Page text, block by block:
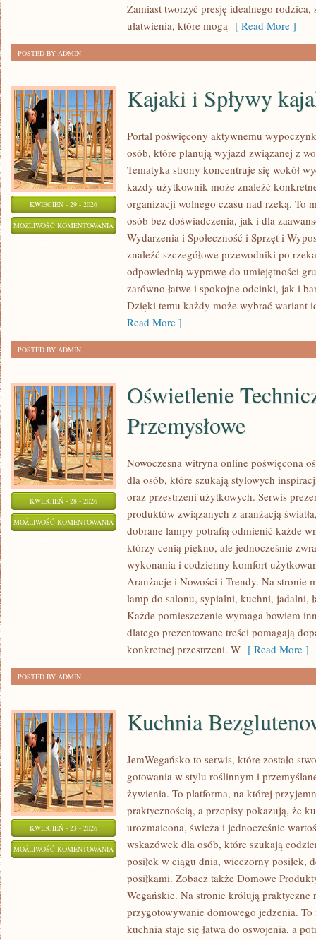
Zamiast tworzyć presję idealnego
ułatwienia, które mogą [ Read More ]
POSTED BY ADMIN
KWIECIEŃ - 29 - 2026
MOŻLIWOŚĆ KOMENTOWANIA KAJAKI
SPŁYWY
KAJAKOWE
Kajaki i Spływy
Portal poświęcony aktywnemu
osób, które planują wyjazd związanej z
Tematyka strony koncentruje się wokół
każdy użytkownik może znaleźć
organizacji wolnego czasu nad rzeką. To
osób bez doświadczenia, jak i dla
Wydarzenia i Społeczność i Sprzęt i
znaleźć szczegółowe przewodniki po
odpowiednią wyprawę do umiejętności
zarówno łatwe i spokojne odcinki, jak i
Dzięki temu każdy może wybrać wariant
Read More ]
POSTED BY ADMIN
KWIECIEŃ - 28 - 2026
MOŻLIWOŚĆ KOMENTOWANIA OŚWIETLENIE
PRZEMYSŁOWE
Oświetlenie
Przemysłowe
Nowoczesna witryna online poświęcona
dla osób, które szukają stylowych
oraz przestrzeni użytkowych. Serwis
produktów związanych z aranżacją
dobrane lampy potrafią odmienić każde
którzy cenią piękno, ale jednocześnie
wykonania i codzienny komfort
Aranżacje i Nowości i Trendy. Na stronie
lamp do salonu, sypialni, kuchni, jadalni,
Każde pomieszczenie wymaga bowiem
dlatego prezentowane treści pomagają
konkretnej przestrzeni. W [ Read More ]
POSTED BY ADMIN
KWIECIEŃ - 23 - 2026
MOŻLIWOŚĆ KOMENTOWANIA KUCHNIA
BEZGLUTENOWA
Kuchnia
JemWegańsko to serwis, które zostało
gotowania w stylu roślinnym i
żywienia. To platforma, na której
praktycznością, a przepisy pokazują, że
urozmaicona, świeża i jednocześnie
wskazówek dla osób, które szukają
posiłek w ciągu dnia, wieczorny posiłek,
posiłkami. Zobacz także Domowe
Wegańskie. Na stronie królują praktyczne
przygotowywanie domowego jedzenia.
kuchnia staje się łatwa do oswojenia, a